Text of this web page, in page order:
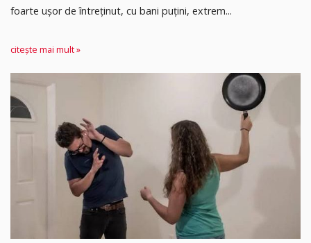
foarte ușor de întreținut, cu bani puțini, extrem...
citește mai mult »